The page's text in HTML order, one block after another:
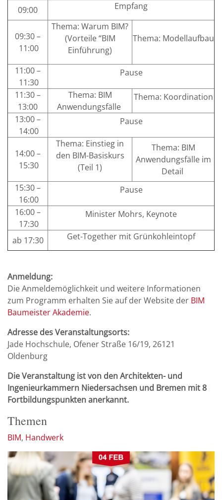
09:00
Empfang
09:30 –
11:00
Thema: Warum BIM?
(Vorteile “BIM
Einführung)
Thema: Modellaufbau
11:00 –
11:30
Pause
11:30 –
13:00
Thema: BIM
Anwendungsfälle
Thema: Koordination
13:00 –
14:00
Pause
14:00 –
15:30
Thema: Einstieg in
den BIM-Basiskurs
(Teil 1)
Thema: BIM
Anwendungsfälle im
Detail
15:30 –
16:00
Pause
16:00 –
17:30
Minister Mohrs, Keynote
ab 17:30 Get-Together mit Grünkohleintopf
Anmeldung:
Die Anmeldemöglichkeit und weitere Informationen
zum Programm erhalten Sie auf der Website der BIM
Baumeister Akademie.
Adresse des Veranstaltungsorts:
Jade Hochschule, Ofener Straße 16/19, 26121
Oldenburg
Die Veranstaltung ist von den Architekten- und
Ingenieurkammern Niedersachsen und Bremen mit 8
Fortbildungspunkten anerkannt.
Themen
BIM Handwerk